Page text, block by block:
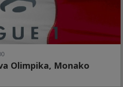
Olimpika, Monako